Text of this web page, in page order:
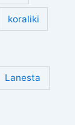
koraliki
Lanesta